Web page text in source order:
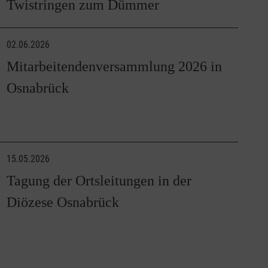
Twistringen zum Dümmer
02.06.2026
Mitarbeitendenversammlung 2026 in
Osnabrück
15.05.2026
Tagung der Ortsleitungen in der
Diözese Osnabrück